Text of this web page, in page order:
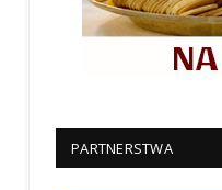
PARTNERSTWA